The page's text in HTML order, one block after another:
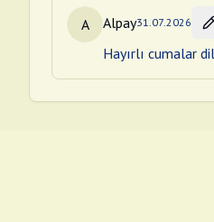
A Alpay31.07.2026
Hayırlı cumalar